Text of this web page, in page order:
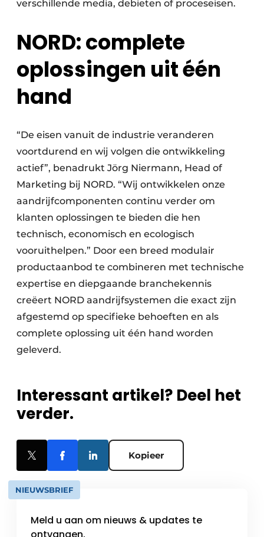
verschillende media, debieten of proceseisen.
NORD: complete
oplossingen uit één
hand
“De eisen vanuit de industrie veranderen
voortdurend en wij volgen die ontwikkeling
actief”, benadrukt Jörg Niermann, Head of
Marketing bij NORD. “Wij ontwikkelen onze
aandrijfcomponenten continu verder om
klanten oplossingen te bieden die hen
technisch, economisch en ecologisch
vooruithelpen.” Door een breed modulair
productaanbod te combineren met technische
expertise en diepgaande branchekennis
creëert NORD aandrijfsystemen die exact zijn
afgestemd op specifieke behoeften en als
complete oplossing uit één hand worden
geleverd.
Interessant artikel? Deel het
verder.
Kopieer
NIEUWSBRIEF
Meld u aan om nieuws & updates te